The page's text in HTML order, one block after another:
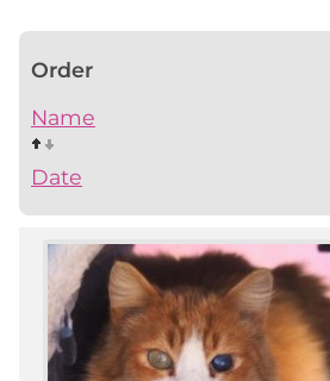
Order
Name
Date